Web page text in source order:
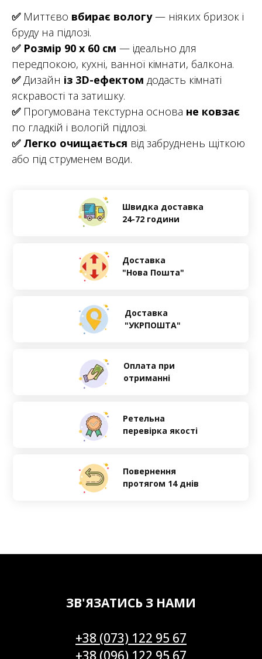
✅Миттєво вбирає вологу— ніяких бризок і
бруду на підлозі.
✅ Розмір 90 х 60 см — ідеально для
передпокою, кухні, ванної кімнати, балкона.
✅Дизайн із 3D-ефектом додасть кімнаті
яскравості та затишку.
✅Прогумована текстурна основа не ковзає
по гладкій і вологій підлозі.
✅ Легко очищається від забруднень щіткою
або під струменем води.
Оплата при
отриманні
Ретельна
перевірка якості
Швидка доставка
24-72 години
Доставка
"Нова Пошта"
Доставка
"УКРПОШТА"
Повернення
протягом 14 днів
ЗВ'ЯЗАТИСЬ З НАМИ
+38 (073) 122 95 67
+38 (096) 122 95 67